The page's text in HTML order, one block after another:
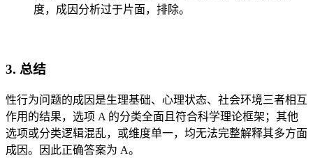
度，成因分析过于片面，排除。
3. 总结
性行为问题的成因是生理基础、心理状态、社会环境三者相互
作用的结果，选项 A 的分类全面且符合科学理论框架；其他
选项或分类逻辑混乱，或维度单一，均无法完整解释其多方面
成因。因此正确答案为 A。